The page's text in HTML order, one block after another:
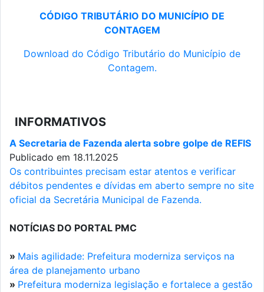
CÓDIGO TRIBUTÁRIO DO MUNICÍPIO DE
CONTAGEM
Download do Código Tributário do Município de
Contagem.
INFORMATIVOS
A Secretaria de Fazenda alerta sobre golpe de REFIS
Publicado em 18.11.2025
Os contribuintes precisam estar atentos e verificar
débitos pendentes e dívidas em aberto sempre no site
oficial da Secretária Municipal de Fazenda.
NOTÍCIAS DO PORTAL PMC
» Mais agilidade: Prefeitura moderniza serviços na
área de planejamento urbano
» Prefeitura moderniza legislação e fortalece a gestão